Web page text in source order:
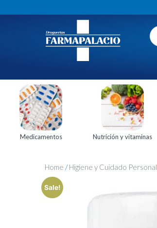
Medicamentos Nutrición y vitaminas
Home /Higiene y Cuidado Personal
Sale!